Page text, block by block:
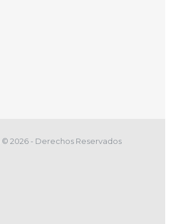
2026 - Derechos Reservados